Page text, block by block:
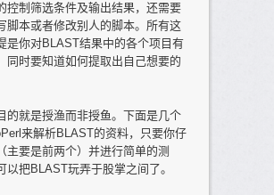
控制筛选条件及输出结果，还需要
脚本或者修改别人的脚本。所有这
是你对BLAST结果中的各个项目有
同时要知道如何提取出自己想要的
的就是授渔而非授鱼。下面是几个
来解析BLAST的资料，只要你仔
主要是前两个）并进行简单的测
以把BLAST玩弄于股掌之间了。